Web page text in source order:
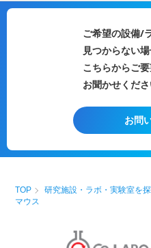
検査
・細
・
ショ
（細
セイ
質の
・受
RI標
セ
・肝
用いた試験も可能です。
ご希望の設備/
見つからない場
こちらからご
お聞かせくだ
お問
TOP 研究施設・ラボ・実験室を
マウス